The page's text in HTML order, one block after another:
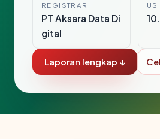
REGISTRAR
PT Aksara Data Di
gital
Laporan lengkap ↓